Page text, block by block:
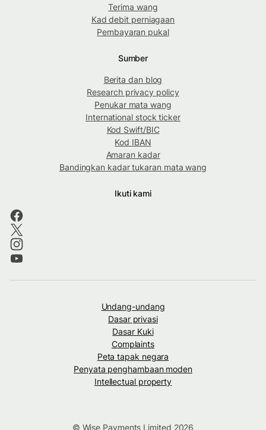
Terima wang
Kad debit perniagaan
Pembayaran pukal
Sumber
Berita dan blog
Research privacy policy
Penukar mata wang
International stock ticker
Kod Swift/BIC
Kod IBAN
Amaran kadar
Bandingkan kadar tukaran mata wang
Ikuti kami
Undang-undang
Dasar privasi
Dasar Kuki
Complaints
Peta tapak negara
Penyata penghambaan moden
Intellectual property
© Wise Payments Limited 2026